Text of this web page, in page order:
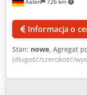
fotograficznej oraz
towaru przed
instalację,
Informacja o
Stan: nowe, Agregat
(długość/szerokość/
Masterwood
pełnym
belkowe MasterSaw